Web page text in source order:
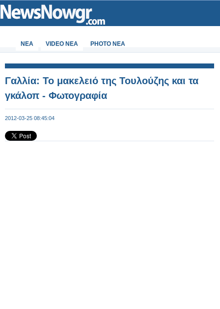
ΝΕΑ VIDEO NEA PHOTO NEA
Γαλλία: Το μακελειό της Τουλούζης και τα
γκάλοπ - Φωτογραφία
2012-03-25 08:45:04